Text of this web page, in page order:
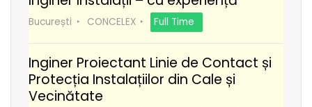
București CONCELEX Full Time
Inginer Proiectant Linie de Contact și
Protecția Instalațiilor din Cale și
Vecinătate